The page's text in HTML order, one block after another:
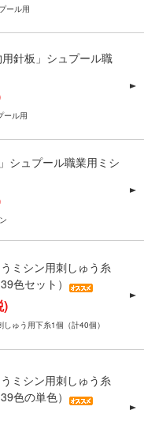
ール用
針板」シュプール職
ール用
シュプール職業用ミシ
ミシン用刺しゅう糸
色セット）
)
ゅう用下糸1個（計40個）
ミシン用刺しゅう糸
色の単色）